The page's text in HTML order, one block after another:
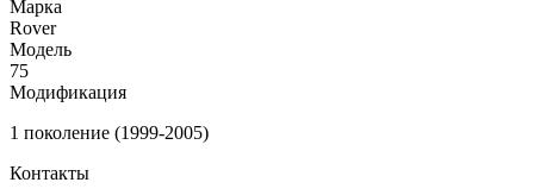
Марка
Rover
Модель
75
Модификация
1 поколение (1999-2005)
Контакты